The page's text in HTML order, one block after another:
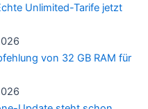
Unlimited-Tarife jetzt
von 32 GB RAM für